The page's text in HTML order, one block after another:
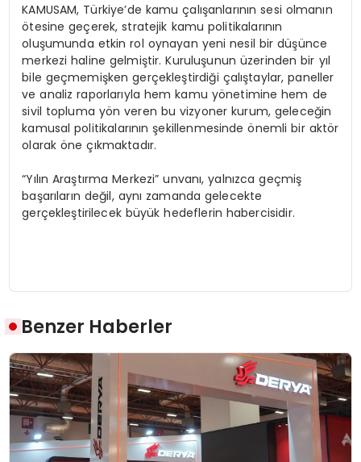
KAMUSAM, Türkiye’de kamu çalışanlarının sesi olmanın
ötesine geçerek, stratejik kamu politikalarının
oluşumunda etkin rol oynayan yeni nesil bir düşünce
merkezi haline gelmiştir. Kuruluşunun üzerinden bir yıl
bile geçmemişken gerçekleştirdiği çalıştaylar, paneller
ve analiz raporlarıyla hem kamu yönetimine hem de
sivil topluma yön veren bu vizyoner kurum, geleceğin
kamusal politikalarının şekillenmesinde önemli bir aktör
olarak öne çıkmaktadır.
“Yılın Araştırma Merkezi” unvanı, yalnızca geçmiş
başarıların değil, aynı zamanda gelecekte
gerçekleştirilecek büyük hedeflerin habercisidir.
Benzer Haberler